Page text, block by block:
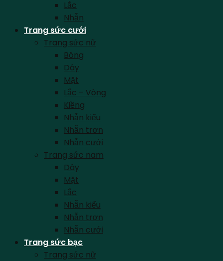
Lắc
Nhẫn
Trang sức cưới
Trang sức nữ
Bông
Dây
Mặt
Lắc – Vòng
Kiềng
Nhẫn kiểu
Nhẫn trơn
Nhẫn cưới
Trang sức nam
Dây
Mặt
Lắc
Nhẫn kiểu
Nhẫn trơn
Nhẫn cưới
Trang sức bạc
Trang sức nữ